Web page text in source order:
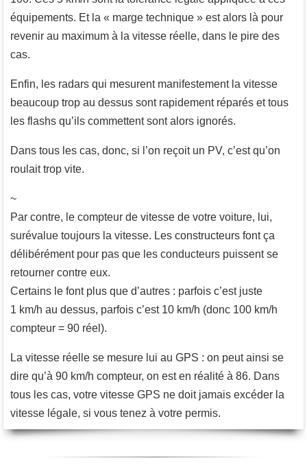
équipements. Et la « marge technique » est alors là pour
revenir au maximum à la vitesse réelle, dans le pire des
cas.
Enfin, les radars qui mesurent manifestement la vitesse
beaucoup trop au dessus sont rapidement réparés et tous
les flashs qu’ils commettent sont alors ignorés.
Dans tous les cas, donc, si l’on reçoit un PV, c’est qu’on
roulait trop vite.
~
Par contre, le compteur de vitesse de votre voiture, lui,
surévalue toujours la vitesse. Les constructeurs font ça
délibérément pour pas que les conducteurs puissent se
retourner contre eux.
Certains le font plus que d’autres : parfois c’est juste
1 km/h au dessus, parfois c’est 10 km/h (donc 100 km/h
compteur = 90 réel).
La vitesse réelle se mesure lui au GPS : on peut ainsi se
dire qu’à 90 km/h compteur, on est en réalité à 86. Dans
tous les cas, votre vitesse GPS ne doit jamais excéder la
vitesse légale, si vous tenez à votre permis.